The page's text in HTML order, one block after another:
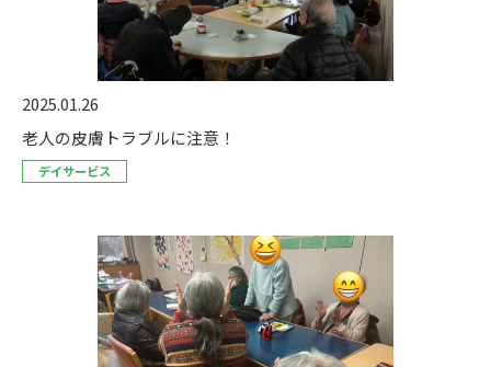
2025.01.26
老人の皮膚トラブルに注意！
デイサービス